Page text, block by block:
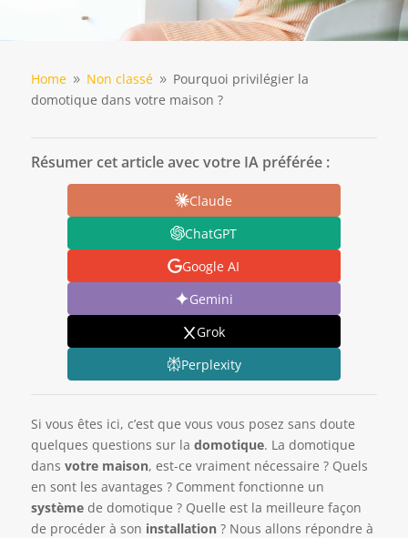
Home 9 Non classé 9 Pourquoi privilégier la
domotique dans votre maison ?
Résumer cet article avec votre IA préférée :
Claude
ChatGPT
Google AI
Gemini
Grok
Perplexity
Si vous êtes ici, c’est que vous vous posez sans doute
quelques questions sur la domotique. La domotique
dans votre maison, est-ce vraiment nécessaire ? Quels
en sont les avantages ? Comment fonctionne un
systèmede domotique ? Quelle est la meilleure façon
de procéder à son installation ? Nous allons répondre à